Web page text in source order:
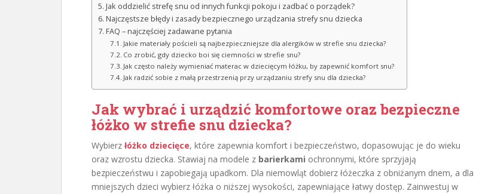
Jak oddzielić strefę snu od innych funkcji pokoju i zadbać o porządek?
Najczęstsze błędy i zasady bezpiecznego urządzania strefy snu dziecka
FAQ – najczęściej zadawane pytania
Jakie materiały pościeli są najbezpieczniejsze dla alergików w strefie snu dziecka?
Co zrobić, gdy dziecko boi się ciemności w strefie snu?
Jak często należy wymieniać materac w dziecięcym łóżku, by zapewnić komfort snu?
Jak radzić sobie z małą przestrzenią przy urządzaniu strefy snu dla dziecka?
Jak wybrać i urządzić komfortowe oraz bezpieczne
łóżko w strefie snu dziecka?
Wybierz łóżko dziecięce, które zapewnia komfort i bezpieczeństwo, dopasowując je do wieku
oraz wzrostu dziecka. Stawiaj na modele z barierkami ochronnymi, które sprzyjają
bezpieczeństwu i zapobiegają upadkom. Dla niemowląt dobierz łóżeczka z obniżanym dnem, a dla
mniejszych dzieci wybierz łóżka o niższej wysokości, zapewniające łatwy dostęp. Zainwestuj w